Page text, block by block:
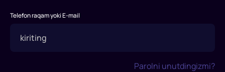
rejissyor
Spilberg
Telefon raqam yoki E-mail
Parolni unutdingizmi?